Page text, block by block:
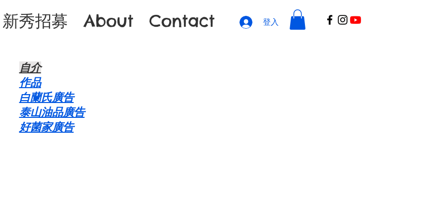
新秀招募 About Contact 登入
自介​
作品
白蘭氏廣告
泰山油品廣告
好菌家廣告